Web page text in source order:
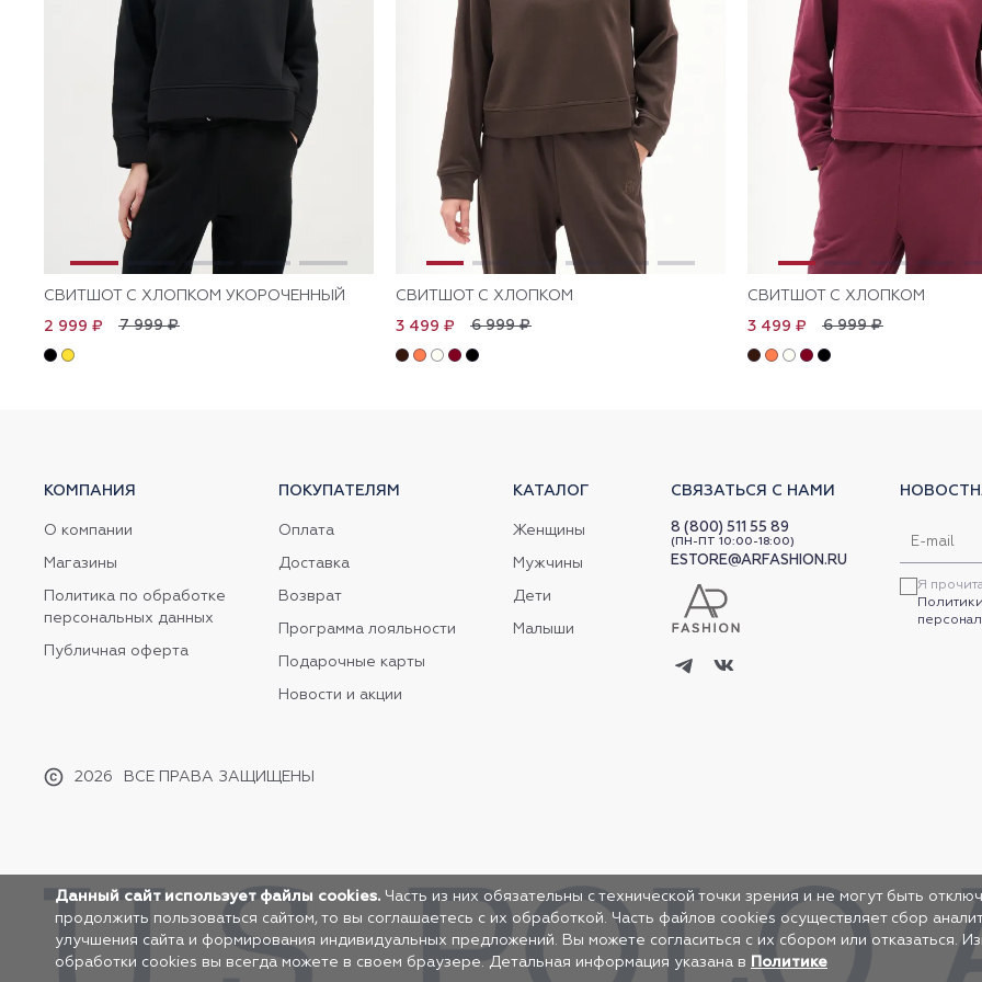
СВИТШОТ С ХЛОПКОМ УКОРОЧЕННЫЙ
7 999 ₽
2 999 ₽
СВИТШОТ С ХЛОПКОМ
6 999 ₽
3 499 ₽
СВИТШОТ С ХЛОПКОМ
6 999 ₽
3 499 ₽
КОМПАНИЯ
О компании
Магазины
Политика по обработке
персональных данных
Публичная оферта
2026 ВСЕ ПРАВА ЗАЩИЩЕНЫ
ПОКУПАТЕЛЯМ
Оплата
Доставка
Возврат
Программа лояльности
Подарочные карты
Новости и акции
КАТАЛОГ
Женщины
Мужчины
Дети
Малыши
СВЯЗАТЬСЯ С НАМИ
8 (800) 511 55 89
(ПН-ПТ 10:00-18:00)
ESTORE@ARFASHION.RU
Я
Данный сайт использует файлы cookies. Часть из них обязательны с технической точки зрения и не могут быть
продолжить пользоваться сайтом, то вы соглашаетесь с их обработкой. Часть файлов cookies осуществляет сбор
улучшения сайта и формирования индивидуальных предложений. Вы можете согласиться с их сбором или отказаться.
обработки cookies вы всегда можете в своем браузере. Детальная информация указана в Политике